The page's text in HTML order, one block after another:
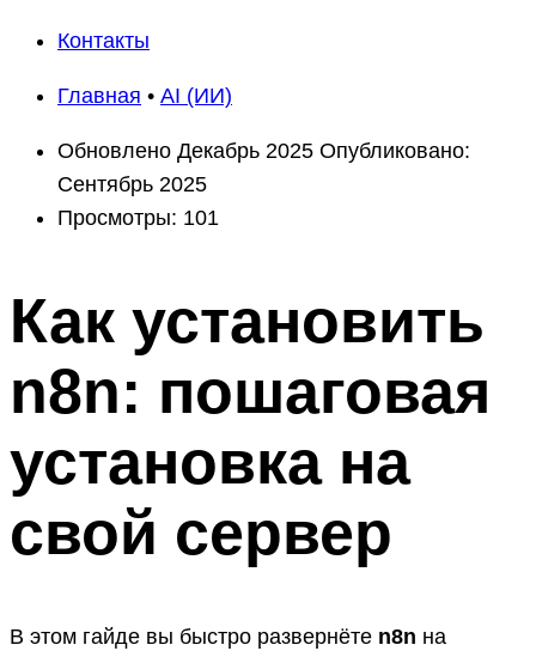
Контакты
Главная • AI (ИИ)
Обновлено Декабрь 2025 Опубликовано:
Сентябрь 2025
Просмотры: 101
Как установить
n8n: пошаговая
установка на
свой сервер
В этом гайде вы быстро развернёте n8n на